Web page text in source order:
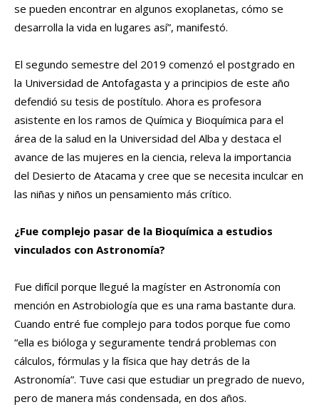
se pueden encontrar en algunos exoplanetas, cómo se
desarrolla la vida en lugares así”, manifestó.
El segundo semestre del 2019 comenzó el postgrado en
la Universidad de Antofagasta y a principios de este año
defendió su tesis de postítulo. Ahora es profesora
asistente en los ramos de Química y Bioquímica para el
área de la salud en la Universidad del Alba y destaca el
avance de las mujeres en la ciencia, releva la importancia
del Desierto de Atacama y cree que se necesita inculcar en
las niñas y niños un pensamiento más crítico.
¿Fue complejo pasar de la Bioquímica a estudios
vinculados con Astronomía?
Fue difícil porque llegué la magíster en Astronomía con
mención en Astrobiología que es una rama bastante dura.
Cuando entré fue complejo para todos porque fue como
“ella es bióloga y seguramente tendrá problemas con
cálculos, fórmulas y la física que hay detrás de la
Astronomía”. Tuve casi que estudiar un pregrado de nuevo,
pero de manera más condensada, en dos años.